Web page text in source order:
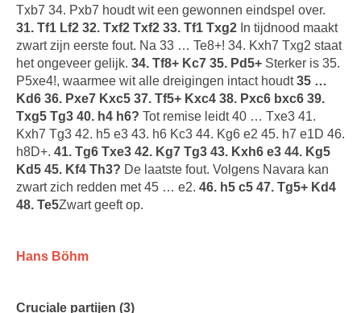
Txb7 34. Pxb7 houdt wit een gewonnen eindspel over.
31. Tf1 Lf2 32. Txf2 Txf2 33. Tf1 Txg2 In tijdnood maakt
zwart zijn eerste fout. Na 33 … Te8+! 34. Kxh7 Txg2 staat
het ongeveer gelijk. 34. Tf8+ Kc7 35. Pd5+ Sterker is 35.
P5xe4!, waarmee wit alle dreigingen intact houdt35 …
Kd6 36. Pxe7 Kxc5 37. Tf5+ Kxc4 38. Pxc6 bxc6 39.
Txg5 Tg3 40. h4 h6? Tot remise leidt 40 … Txe3 41.
Kxh7 Tg3 42. h5 e3 43. h6 Kc3 44. Kg6 e2 45. h7 e1D 46.
h8D+. 41. Tg6 Txe3 42. Kg7 Tg3 43. Kxh6 e3 44. Kg5
Kd5 45. Kf4 Th3? De laatste fout. Volgens Navara kan
zwart zich redden met 45 … e2. 46. h5 c5 47. Tg5+ Kd4
48. Te5Zwart geeft op.
Hans Böhm
Cruciale partijen (3)